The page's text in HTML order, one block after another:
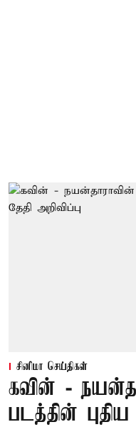
சினிமா செய்திகள்
கவின் -
படத்தின்